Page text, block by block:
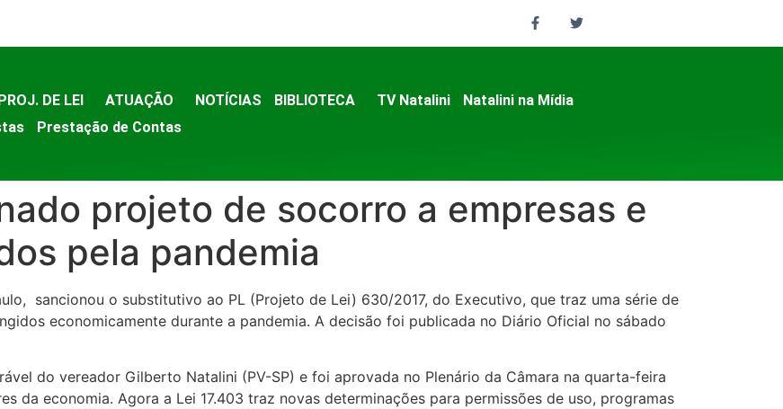
DE LEI ATUAÇÃO NOTÍCIAS BIBLIOTECA TV Natalini
Natalini na Mídia
Prestação de Contas
projeto de socorro a empresas e
pela pandemia
sancionou o substitutivo ao PL (Projeto de Lei) 630/2017, do Executivo, que traz uma série de
economicamente durante a pandemia. A decisão foi publicada no Diário Oficial no sábado
do vereador Gilberto Natalini (PV-SP) e foi aprovada no Plenário da Câmara na quarta-feira
da economia. Agora a Lei 17.403 traz novas determinações para permissões de uso, programas